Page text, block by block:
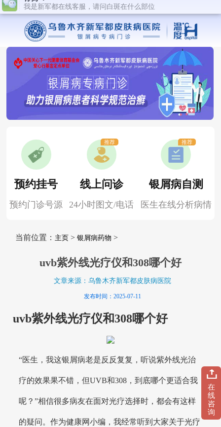
预约挂号
预约门诊号源
线上问诊
24小时图文/电话
推荐
银屑病自测
医生在线分析病情
推荐
当前位置： 主页> 银屑病药物 >
uvb紫外线光疗仪和308哪个好
文章来源：乌鲁木齐新军都皮肤病医院
发布时间：2025-07-11
uvb紫外线光疗仪和308哪个好
“医生，我这银屑病老是反反复复，听说紫外线光治
疗的效果果不错，但UVB和308，到底哪个更适合我
呢？”相信很多病友在面对光疗选择时，都会有这样
的疑问。作为健康网小编，我经常听到大家关于光疗
在
线
咨
询